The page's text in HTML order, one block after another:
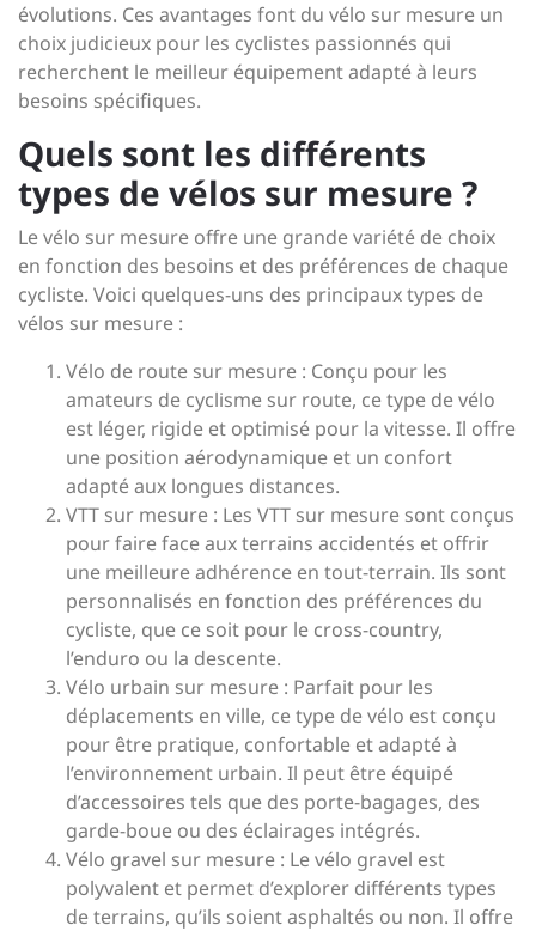
évolutions. Ces avantages font du vélo sur mesure un
choix judicieux pour les cyclistes passionnés qui
recherchent le meilleur équipement adapté à leurs
besoins spécifiques.
Quels sont les différents
types de vélos sur mesure ?
Le vélo sur mesure offre une grande variété de choix
en fonction des besoins et des préférences de chaque
cycliste. Voici quelques-uns des principaux types de
vélos sur mesure :
Vélo de route sur mesure : Conçu pour les
amateurs de cyclisme sur route, ce type de vélo
est léger, rigide et optimisé pour la vitesse. Il offre
une position aérodynamique et un confort
adapté aux longues distances.
VTT sur mesure : Les VTT sur mesure sont conçus
pour faire face aux terrains accidentés et offrir
une meilleure adhérence en tout-terrain. Ils sont
personnalisés en fonction des préférences du
cycliste, que ce soit pour le cross-country,
l’enduro ou la descente.
Vélo urbain sur mesure : Parfait pour les
déplacements en ville, ce type de vélo est conçu
pour être pratique, confortable et adapté à
l’environnement urbain. Il peut être équipé
d’accessoires tels que des porte-bagages, des
garde-boue ou des éclairages intégrés.
Vélo gravel sur mesure : Le vélo gravel est
polyvalent et permet d’explorer différents types
de terrains, qu’ils soient asphaltés ou non. Il offre